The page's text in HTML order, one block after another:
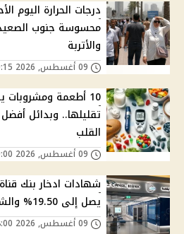
محسوسة جنوب الصعيد
والأتربة
10 أطعمة
تقليلها.. وبدائل
القلب
يصل إلى 19.50% والشراء يبدأ من 1000 جنيه